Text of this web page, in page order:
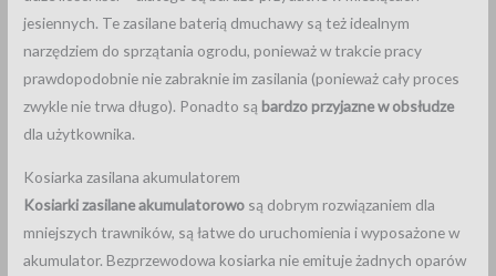
jesiennych. Te zasilane baterią dmuchawy są też idealnym
narzędziem do sprzątania ogrodu, ponieważ w trakcie pracy
prawdopodobnie nie zabraknie im zasilania (ponieważ cały proces
zwykle nie trwa długo). Ponadto są bardzo przyjazne w obsłudze
dla użytkownika.
Kosiarka zasilana akumulatorem
Kosiarki zasilane akumulatorowo są dobrym rozwiązaniem dla
mniejszych trawników, są łatwe do uruchomienia i wyposażone w
akumulator. Bezprzewodowa kosiarka nie emituje żadnych oparów